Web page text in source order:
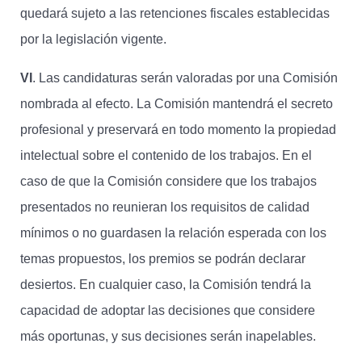
quedará sujeto a las retenciones fiscales establecidas
por la legislación vigente.
VI . Las candidaturas serán valoradas por una Comisión
nombrada al efecto. La Comisión mantendrá el secreto
profesional y preservará en todo momento la propiedad
intelectual sobre el contenido de los trabajos. En el
caso de que la Comisión considere que los trabajos
presentados no reunieran los requisitos de calidad
mínimos o no guardasen la relación esperada con los
temas propuestos, los premios se podrán declarar
desiertos. En cualquier caso, la Comisión tendrá la
capacidad de adoptar las decisiones que considere
más oportunas, y sus decisiones serán inapelables.